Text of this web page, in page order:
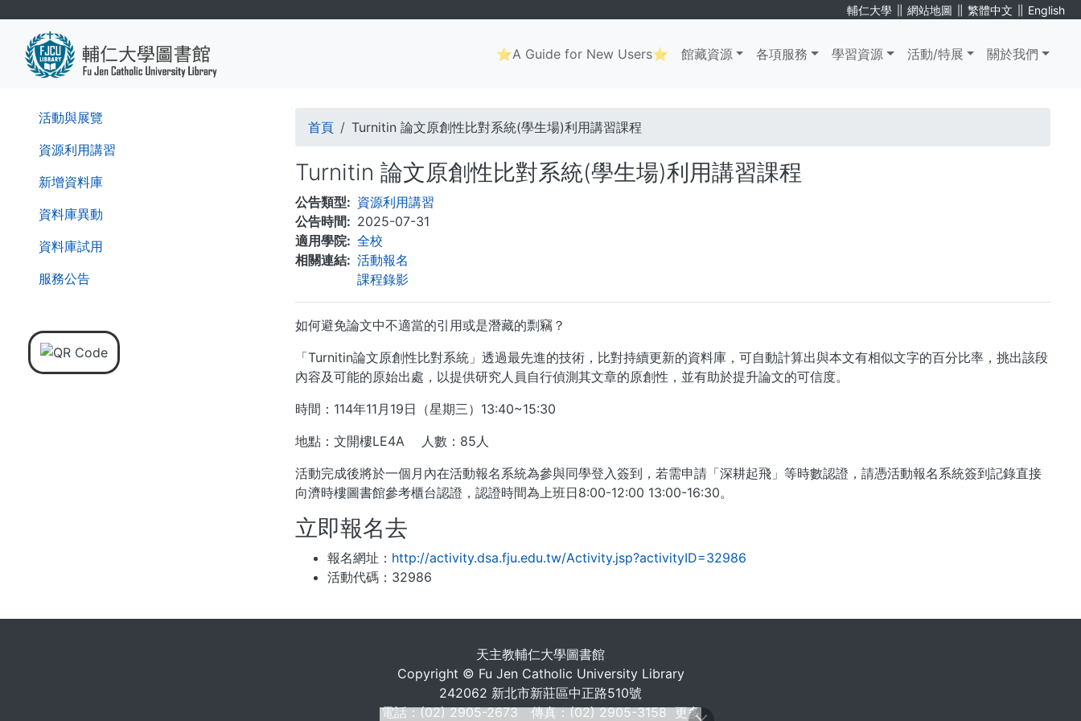
輔仁大學 ∥ 網站地圖 ∥ 繁體中文 ∥ English
Main
navigation
⭐A Guide for New Users⭐ 館藏資源 各項服務 學習資源 活動/特展 關於我們
活動與展覽
資源利用講習
新增資料庫
資料庫異動
資料庫試用
服務公告
導
連
結
首頁 Turnitin 論文原創性比對系統(學生場)利用講習課程
Turnitin 論文原創性比對系統(學生場)利用講習課程
公告類型
資源利用講習
公告時間
2025-07-31
適用學院
全校
相關連結
活動報名
課程錄影
如何避免論文中不適當的引用或是潛藏的剽竊？
「Turnitin論文原創性比對系統」透過最先進的技術，比對持續更新的資料庫，可自動計算出與本文有相似文字的百分比率，挑出該段
內容及可能的原始出處，以提供研究人員自行偵測其文章的原創性，並有助於提升論文的可信度。
時間：114年11月19日（星期三）13:40~15:30
地點：文開樓LE4A 人數：85人
活動完成後將於一個月內在活動報名系統為參與同學登入簽到，若需申請「深耕起飛」等時數認證，請憑活動報名系統簽到記錄直接
向濟時樓圖書館參考櫃台認證，認證時間為上班日8:00-12:00 13:00-16:30。
立即報名去
報名網址： http://activity.dsa.fju.edu.tw/Activity.jsp?activityID=32986
活動代碼：32986
天主教輔仁大學圖書館
Copyright © Fu Jen Catholic University Library
242062 新北市新莊區中正路510號
電話：(02) 2905-2673 傳真：(02) 2905-3158更多